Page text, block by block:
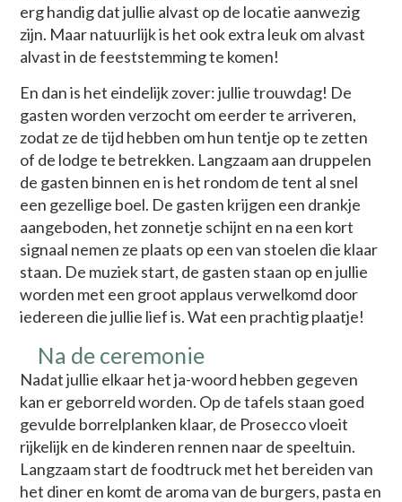
erg handig dat jullie alvast op de locatie aanwezig
zijn. Maar natuurlijk is het ook extra leuk om alvast
alvast in de feeststemming te komen!
En dan is het eindelijk zover: jullie trouwdag! De
gasten worden verzocht om eerder te arriveren,
zodat ze de tijd hebben om hun tentje op te zetten
of de lodge te betrekken. Langzaam aan druppelen
de gasten binnen en is het rondom de tent al snel
een gezellige boel. De gasten krijgen een drankje
aangeboden, het zonnetje schijnt en na een kort
signaal nemen ze plaats op een van stoelen die klaar
staan. De muziek start, de gasten staan op en jullie
worden met een groot applaus verwelkomd door
iedereen die jullie lief is. Wat een prachtig plaatje!
Na de ceremonie
Nadat jullie elkaar het ja-woord hebben gegeven
kan er geborreld worden. Op de tafels staan goed
gevulde borrelplanken klaar, de Prosecco vloeit
rijkelijk en de kinderen rennen naar de speeltuin.
Langzaam start de foodtruck met het bereiden van
het diner en komt de aroma van de burgers, pasta en